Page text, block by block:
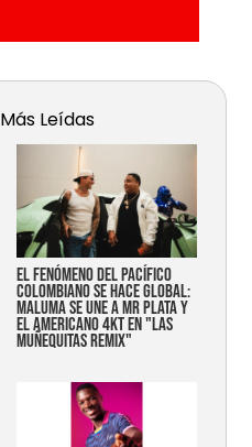
Más Leídas
EL FENÓMENO DEL PACÍFICO
COLOMBIANO SE HACE GLOBAL:
MALUMA SE UNE A MR PLATA Y
EL AMERICANO 4KT EN "LAS
MUÑEQUITAS REMIX"